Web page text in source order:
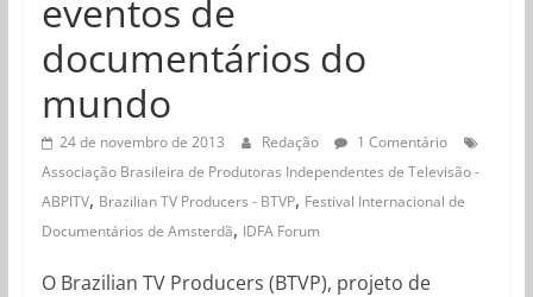
eventos de
documentários do
mundo
24 de novembro de 2013 Redação
1 Comentário
Associação Brasileira de Produtoras Independentes de Televisão -
ABPITV, Brazilian TV Producers - BTVP, Festival Internacional de
Documentários de Amsterdã, IDFA Forum
O Brazilian TV Producers (BTVP), projeto de